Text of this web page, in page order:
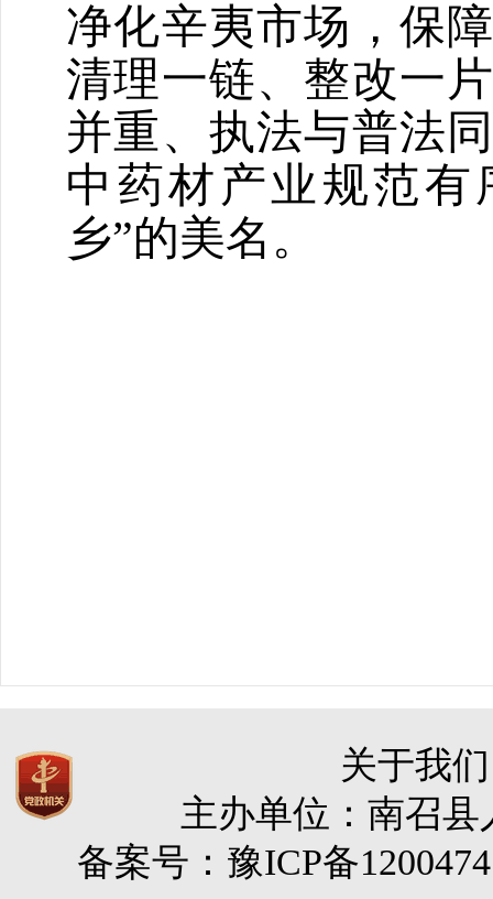
净化辛夷市场，保
清理一链、整改一
并重、执法与普法
中药材产业规范有
乡”的美名。
关于我们
主办单位：南召
备案号：豫ICP备